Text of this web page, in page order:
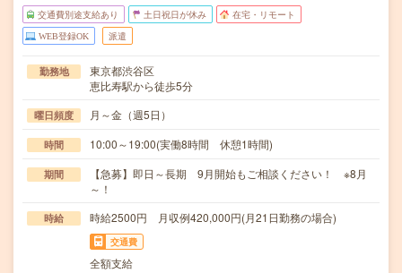
交通費別途支給あり 土日祝日が休み 在宅・リモート
WEB登録OK 派遣
勤務地
東京都渋谷区
恵比寿駅から徒歩5分
曜日頻度 月～金（週5日）
時間 10:00～19:00(実働8時間 休憩1時間)
期間
【急募】即日～長期 9月開始もご相談ください！ ※8月
～！
時給 時給2500円 月収例420,000円(月21日勤務の場合)
交通費
全額支給